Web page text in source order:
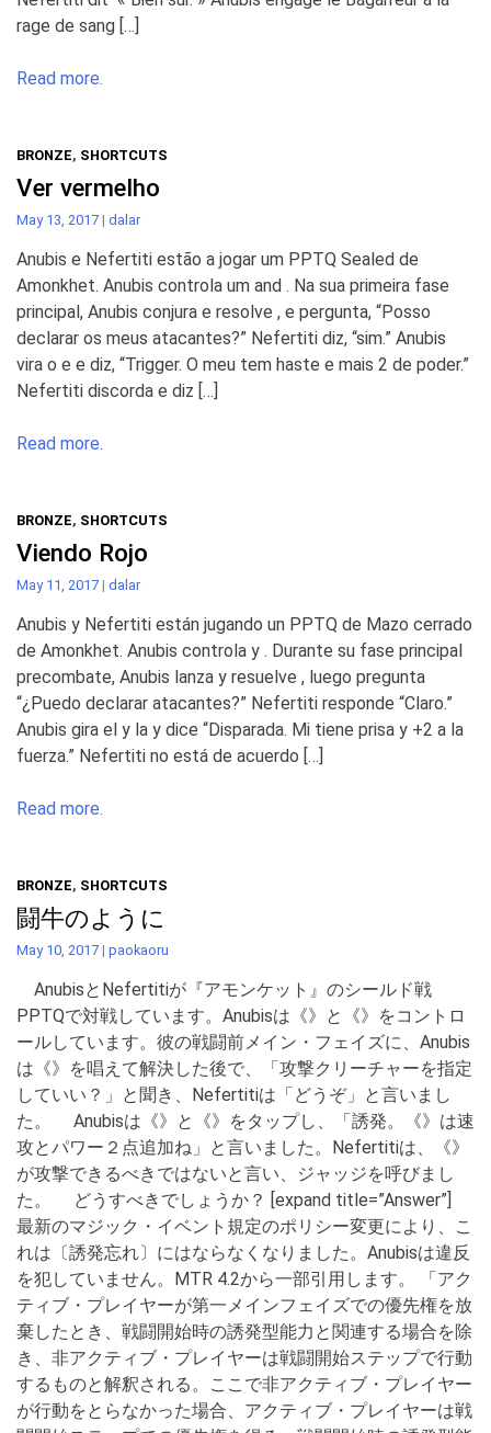
rage de sang […]
Read more.
BRONZE, SHORTCUTS
Ver vermelho
May 13, 2017 | dalar
Anubis e Nefertiti estão a jogar um PPTQ Sealed de
Amonkhet. Anubis controla um and . Na sua primeira fase
principal, Anubis conjura e resolve , e pergunta, “Posso
declarar os meus atacantes?” Nefertiti diz, “sim.” Anubis
vira o e e diz, “Trigger. O meu tem haste e mais 2 de poder.”
Nefertiti discorda e diz […]
Read more.
BRONZE, SHORTCUTS
Viendo Rojo
May 11, 2017 | dalar
Anubis y Nefertiti están jugando un PPTQ de Mazo cerrado
de Amonkhet. Anubis controla y . Durante su fase principal
precombate, Anubis lanza y resuelve , luego pregunta
“¿Puedo declarar atacantes?” Nefertiti responde “Claro.”
Anubis gira el y la y dice “Disparada. Mi tiene prisa y +2 a la
fuerza.” Nefertiti no está de acuerdo […]
Read more.
BRONZE, SHORTCUTS
闘牛のように
May 10, 2017 | paokaoru
AnubisとNefertitiが『アモンケット』のシールド戦
PPTQで対戦しています。Anubisは《》と《》をコントロ
ールしています。彼の戦闘前メイン・フェイズに、Anubis
は《》を唱えて解決した後で、「攻撃クリーチャーを指定
していい？」と聞き、Nefertitiは「どうぞ」と言いまし
た。 Anubisは《》と《》をタップし、「誘発。《》は速
攻とパワー２点追加ね」と言いました。Nefertitiは、《》
が攻撃できるべきではないと言い、ジャッジを呼びまし
た。 どうすべきでしょうか？ [expand title=”Answer”]
最新のマジック・イベント規定のポリシー変更により、こ
れは〔誘発忘れ〕にはならなくなりました。Anubisは違反
を犯していません。MTR 4.2から一部引用します。 「アク
ティブ・プレイヤーが第一メインフェイズでの優先権を放
棄したとき、戦闘開始時の誘発型能力と関連する場合を除
き、非アクティブ・プレイヤーは戦闘開始ステップで行動
するものと解釈される。ここで非アクティブ・プレイヤー
が行動をとらなかった場合、アクティブ・プレイヤーは戦